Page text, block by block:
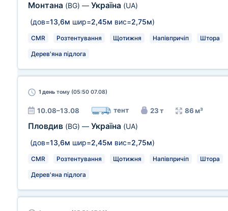
Монтана (BG) — Україна (UA)
(дов=13,6м шир=2,45м вис=2,75м)
CMR Розтентування Щотижня Напівпричіп Штора
Дерев'яна підлога
1 день тому (05:50 07.08)
10.08–13.08 тент 23 т 86 м³
Пловдив (BG) — Україна (UA)
(дов=13,6м шир=2,45м вис=2,75м)
CMR Розтентування Щотижня Напівпричіп Штора
Дерев'яна підлога